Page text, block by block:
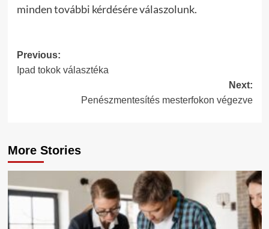
minden további kérdésére válaszolunk.
Post
navigation
Previous:
Ipad tokok választéka
Next:
Penészmentesítés mesterfokon végezve
More Stories